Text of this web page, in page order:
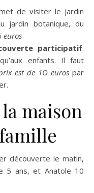
de visiter le jardin
jardin botanique, du
euros
participatif.
enfants. Il faut
est de 1O euros par
maison
découverte le matin,
5 ans, et Anatole 10